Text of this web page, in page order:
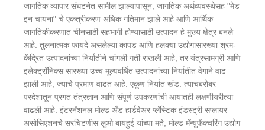
जागतिक व्यापार संघटनेत सामील झाल्यापासून, जागतिक अर्थव्यवस्थेसह "मेड
इन चायना" चे एकत्रीकरण अधिक गतिमान झाले आहे आणि आर्थिक
जागतिकीकरणात चीनसाठी सहभागी होण्यासाठी उत्पादन हे मुख्य क्षेत्र बनले
आहे. तुलनात्मक फायदे असलेल्या कापड आणि हलक्या उद्योगासारख्या श्रम-
केंद्रित उत्पादनांच्या निर्यातीने चांगली गती राखली आहे, तर यंत्रसामग्री आणि
इलेक्ट्रॉनिक्स सारख्या उच्च मूल्यवर्धित उत्पादनांच्या निर्यातीत वेगाने वाढ
झाली आहे, ज्याचे प्रमाण वाढत आहे. एकूण निर्यात खंड. त्याचबरोबर
परदेशातून प्रगत तंत्रज्ञान आणि संपूर्ण उपकरणांची आयातही लक्षणीयरीत्या
वाढली आहे. इंटरनॅशनल मोल्ड अँड हार्डवेअर प्लॅस्टिक इंडस्ट्री सप्लायर
असोसिएशनचे सरचिटणीस लुओ बायहुई यांच्या मते, मोल्ड मॅन्युफॅक्चरिंग उद्योग